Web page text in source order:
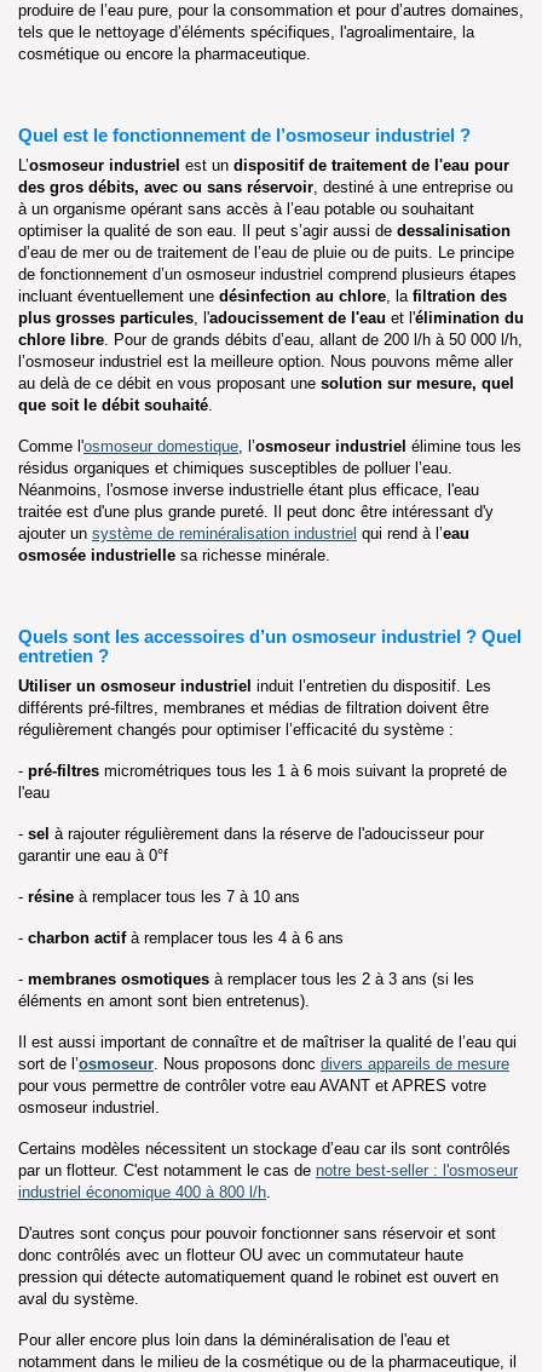
produire de l’eau pure, pour la consommation et pour d’autres domaines,
tels que le nettoyage d’éléments spécifiques, l'agroalimentaire, la
cosmétique ou encore la pharmaceutique.
Quel est le fonctionnement de l’osmoseur industriel ?
L’osmoseur industriel est un dispositif de traitement de l'eau pour
des gros débits, avec ou sans réservoir, destiné à une entreprise ou
à un organisme opérant sans accès à l’eau potable ou souhaitant
optimiser la qualité de son eau. Il peut s’agir aussi de dessalinisation
d’eau de mer ou de traitement de l’eau de pluie ou de puits. Le principe
de fonctionnement d’un osmoseur industriel comprend plusieurs étapes
incluant éventuellement une désinfection au chlore, la filtration des
plus grosses particules, l'adoucissement de l'eau et l'élimination du
chlore libre. Pour de grands débits d’eau, allant de 200 l/h à 50 000 l/h,
l’osmoseur industriel est la meilleure option. Nous pouvons même aller
au delà de ce débit en vous proposant une solution sur mesure, quel
que soit le débit souhaité.
Comme l'osmoseur domestique, l’osmoseur industriel élimine tous les
résidus organiques et chimiques susceptibles de polluer l’eau.
Néanmoins, l'osmose inverse industrielle étant plus efficace, l'eau
traitée est d'une plus grande pureté. Il peut donc être intéressant d'y
ajouter un système de reminéralisation industriel qui rend à l’eau
osmosée industrielle sa richesse minérale.
Quels sont les accessoires d’un osmoseur industriel ? Quel
entretien ?
Utiliser un osmoseur industriel induit l’entretien du dispositif. Les
différents pré-filtres, membranes et médias de filtration doivent être
régulièrement changés pour optimiser l’efficacité du système :
- pré-filtres micrométriques tous les 1 à 6 mois suivant la propreté de
l'eau
- sel à rajouter régulièrement dans la réserve de l'adoucisseur pour
garantir une eau à 0°f
- résine à remplacer tous les 7 à 10 ans
- charbon actifà remplacer tous les 4 à 6 ans
- membranes osmotiques à remplacer tous les 2 à 3 ans (si les
éléments en amont sont bien entretenus).
Il est aussi important de connaître et de maîtriser la qualité de l’eau qui
sort de l’osmoseur. Nous proposons donc divers appareils de mesure
pour vous permettre de contrôler votre eau AVANT et APRES votre
osmoseur industriel.
Certains modèles nécessitent un stockage d’eau car ils sont contrôlés
par un flotteur. C'est notamment le cas de notre best-seller : l'osmoseur
industriel économique 400 à 800 l/h.
D'autres sont conçus pour pouvoir fonctionner sans réservoir et sont
donc contrôlés avec un flotteur OU avec un commutateur haute
pression qui détecte automatiquement quand le robinet est ouvert en
aval du système.
Pour aller encore plus loin dans la déminéralisation de l'eau et
notamment dans le milieu de la cosmétique ou de la pharmaceutique, il